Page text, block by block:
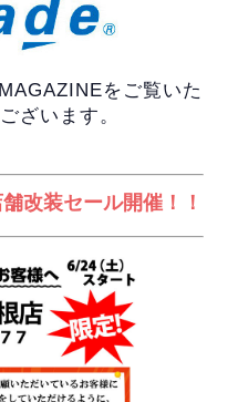
をご覧いた
ざいます。
改装セール開催！！